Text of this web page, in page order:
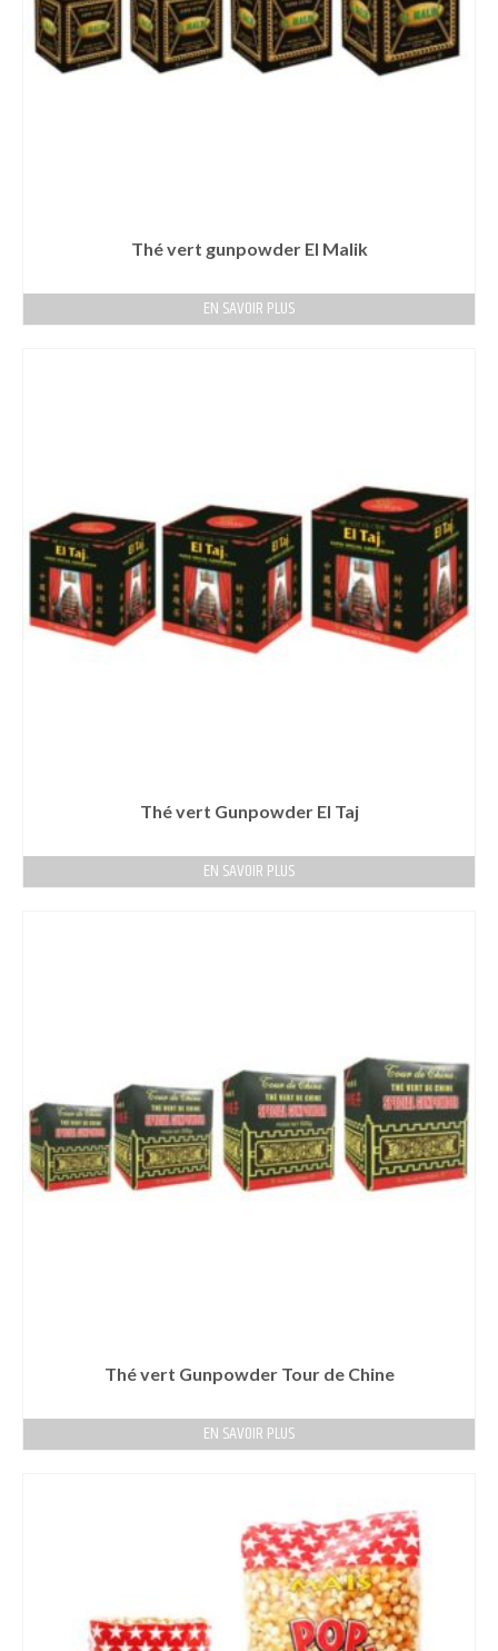
Thé vert gunpowder El Malik
EN SAVOIR PLUS
Thé vert Gunpowder El Taj
EN SAVOIR PLUS
Thé vert Gunpowder Tour de Chine
EN SAVOIR PLUS